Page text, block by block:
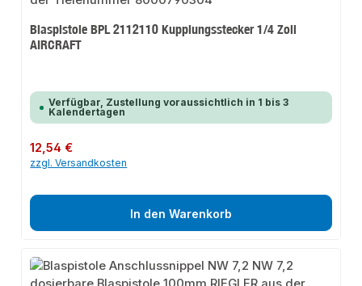
Blaspistole BPL 2112110 Kupplungsstecker 1/4 Zoll
AIRCRAFT
Verfügbar, Zustellung voraussichtlich in 1 bis 3
Kalendertagen
Regulärer Preis:
12,54 €
zzgl. Versandkosten
In den Warenkorb